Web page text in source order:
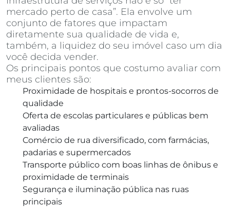
mercado perto de casa”. Ela envolve um
conjunto de fatores que impactam
diretamente sua qualidade de vida e,
também, a liquidez do seu imóvel caso um dia
você decida vender.
Os principais pontos que costumo avaliar com
meus clientes são:
Proximidade de hospitais e prontos-socorros de
qualidade
Oferta de escolas particulares e públicas bem
avaliadas
Comércio de rua diversificado, com farmácias,
padarias e supermercados
Transporte público com boas linhas de ônibus e
proximidade de terminais
Segurança e iluminação pública nas ruas
principais